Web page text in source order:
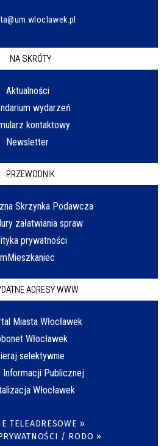
NA SKRÓTY
Aktualności
wydarzeń
kontaktowy
Newsletter
PRZEWODNIK
Skrzynka Podawcza
załatwiania spraw
prywatności
mMieszkaniec
ADRESY WWW
Miasta Włocławek
Włocławek
selektywnie
Informacji Publicznej
Włocławek
TELEADRESOWE »
/ RODO »